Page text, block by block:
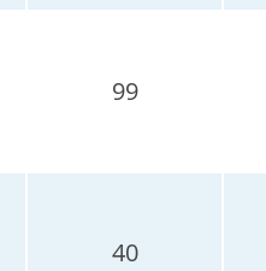
99
40